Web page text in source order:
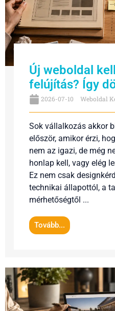
Új weboldal
felújítás? Így
2026-07-10 Weboldal
Sok vállalkozás akkor
először, amikor érzi,
nem az igazi, de még
honlap kell, vagy elég
Ez nem csak
technikai állapottól, a
mérhetőségtől ...
Tovább...